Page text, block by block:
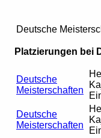
Deutsche
Platzierungen bei
Deutsche
Meisterschaften
Deutsche
Meisterschaften